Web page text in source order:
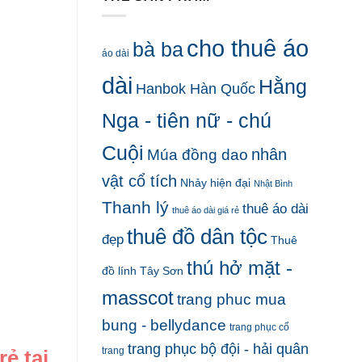
áo dài bà bacho thuê áo
dài Hanbok Hàn Quốc Hằng
Nga - tiên nữ - chú
Cuội Múa đồng dao nhân
vật cổ tích Nhảy hiện đại Nhật Bình
Thanh lý thuê áo dài giá rẻ thuê áo dài
đẹp thuê đồ dân tộc Thuê
đồ lính Tây Sơn thú hở mặt -
masscottrang phuc mua
bung - bellydance trang phục cổ
trang trang phục bộ đội - hải quân